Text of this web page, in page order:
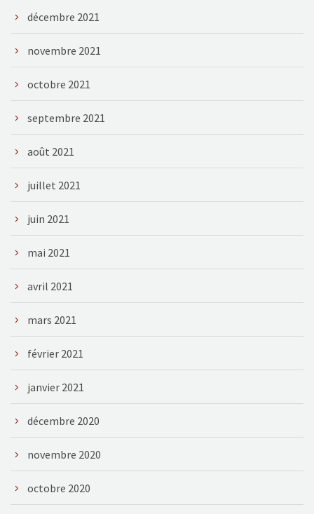
décembre 2021
novembre 2021
octobre 2021
septembre 2021
août 2021
juillet 2021
juin 2021
mai 2021
avril 2021
mars 2021
février 2021
janvier 2021
décembre 2020
novembre 2020
octobre 2020